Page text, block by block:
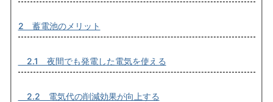
2 蓄電池のメリット
2.1 夜間でも発電した電気を使える
2.2 電気代の削減効果が向上する